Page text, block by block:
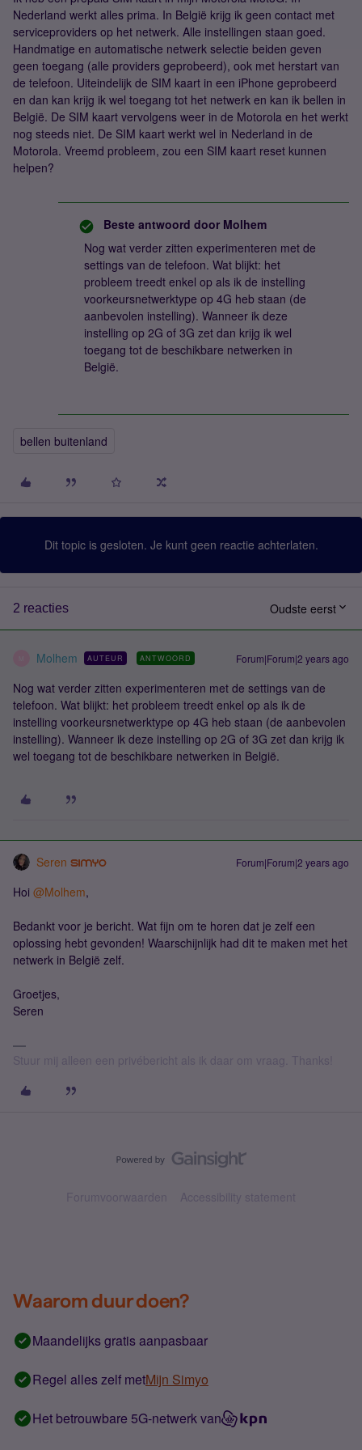
Nederland werkt alles prima. In België krijg ik geen contact met
serviceproviders op het netwerk. Alle instellingen staan goed.
Handmatige en automatische netwerk selectie beiden geven
geen toegang (alle providers geprobeerd), ook met herstart van
de telefoon. Uiteindelijk de SIM kaart in een iPhone geprobeerd
en dan kan krijg ik wel toegang tot het netwerk en kan ik bellen in
België. De SIM kaart vervolgens weer in de Motorola en het werkt
nog steeds niet. De SIM kaart werkt wel in Nederland in de
Motorola. Vreemd probleem, zou een SIM kaart reset kunnen
helpen?
Beste antwoord door Molhem
Nog wat verder zitten experimenteren met de
settings van de telefoon. Wat blijkt: het
probleem treedt enkel op als ik de instelling
voorkeursnetwerktype op 4G heb staan (de
aanbevolen instelling). Wanneer ik deze
instelling op 2G of 3G zet dan krijg ik wel
toegang tot de beschikbare netwerken in
België.
bellen buitenland
Dit topic is gesloten. Je kunt geen reactie achterlaten.
2 reacties Oudste eerst
Molhem AUTEUR ANTWOORD Forum|Forum|2 years ago
Nog wat verder zitten experimenteren met de settings van de
telefoon. Wat blijkt: het probleem treedt enkel op als ik de
instelling voorkeursnetwerktype op 4G heb staan (de aanbevolen
instelling). Wanneer ik deze instelling op 2G of 3G zet dan krijg ik
wel toegang tot de beschikbare netwerken in België.
Seren Forum|Forum|2 years ago
Hoi @Molhem,
Bedankt voor je bericht. Wat fijn om te horen dat je zelf een
oplossing hebt gevonden! Waarschijnlijk had dit te maken met het
netwerk in België zelf.
Groetjes,
Seren
Stuur mij alleen een privébericht als ik daar om vraag. Thanks!
Forumvoorwaarden Accessibility statement
Waarom duur doen?
Maandelijks gratis aanpasbaar
Regel alles zelf metMijn Simyo
Het betrouwbare 5G-netwerk van